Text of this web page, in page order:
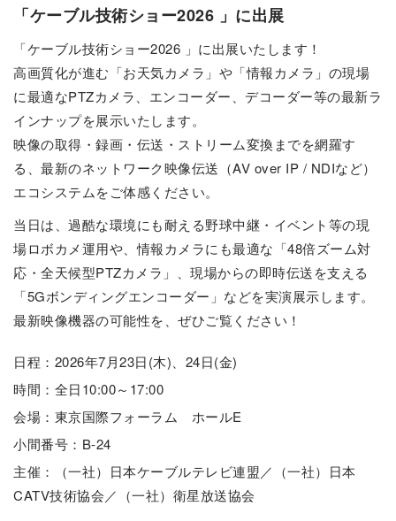
「ケーブル技術ショー2026 」に出展
「ケーブル技術ショー2026 」に出展いたします！
高画質化が進む「お天気カメラ」や「情報カメラ」の現場
に最適なPTZカメラ、エンコーダー、デコーダー等の最新ラ
インナップを展示いたします。
映像の取得・録画・伝送・ストリーム変換までを網羅す
る、最新のネットワーク映像伝送（AV over IP / NDIなど）
エコシステムをご体感ください。
当日は、過酷な環境にも耐える野球中継・イベント等の現
場ロボカメ運用や、情報カメラにも最適な「48倍ズーム対
応・全天候型PTZカメラ」、現場からの即時伝送を支える
「5Gボンディングエンコーダー」などを実演展示します。
最新映像機器の可能性を、ぜひご覧ください！
日程：2026年7月23日(木)、24日(金)
時間：全日10:00～17:00
会場：東京国際フォーラム ホールE
小間番号：B-24
主催：（一社）日本ケーブルテレビ連盟／（一社）日本
CATV技術協会／（一社）衛星放送協会